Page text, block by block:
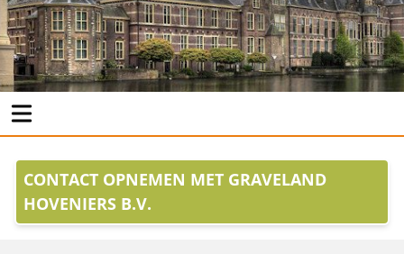
CONTACT OPNEMEN MET GRAVELAND
HOVENIERS B.V.